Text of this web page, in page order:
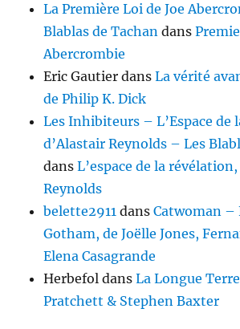
La Première Loi de Joe
Blablas de Tachan dans
Abercrombie
Eric Gautier dansLa vérité
de Philip K. Dick
Les Inhibiteurs – L’Espace de
d’Alastair Reynolds – Les
dansL’espace de la
Reynolds
belette2911 dansCatwoman –
Gotham, de Joëlle Jones,
Elena Casagrande
Herbefol dansLa Longue
Pratchett & Stephen Baxter